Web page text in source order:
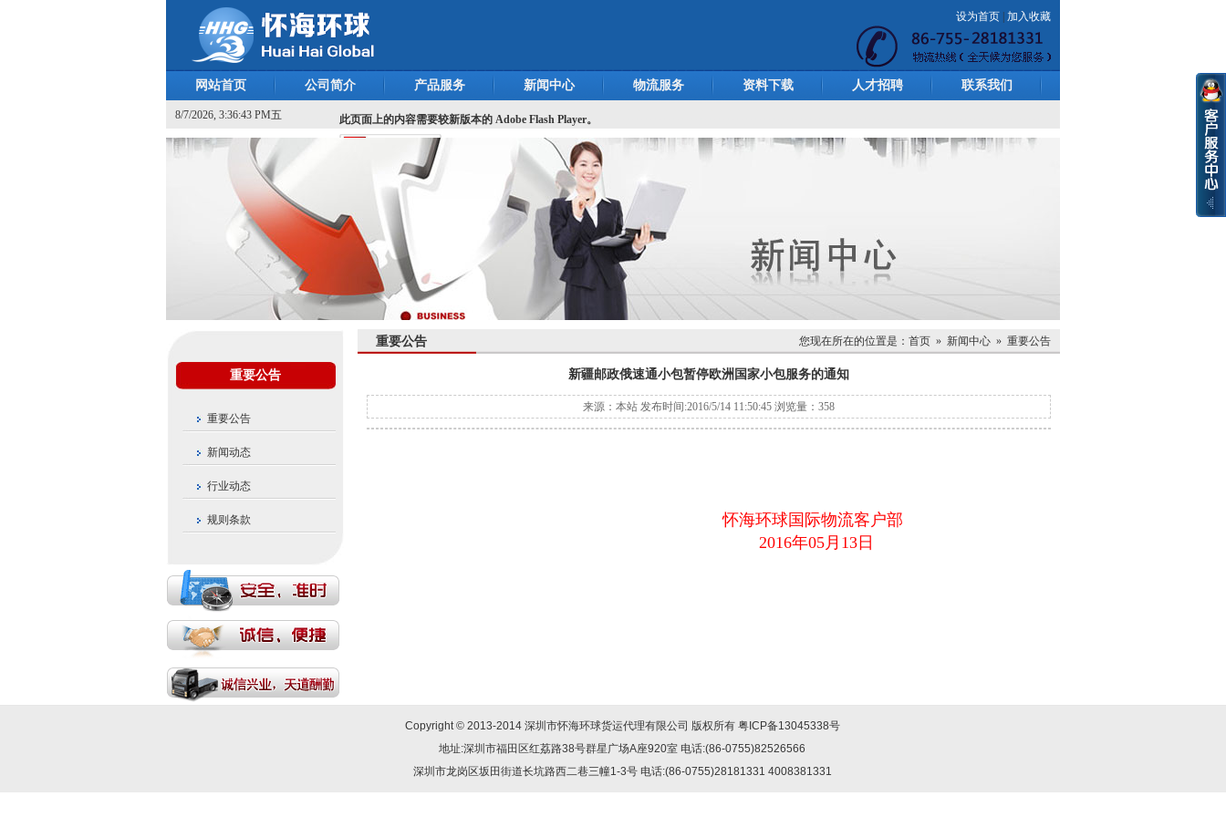
设为首页 加入收藏
网站首页 公司简介 产品服务 新闻中心 物流服务 资料下载 人才招聘 联系我们
8/7/2026, 3:36:43 PM五 此页面上的内容需要较新版本的 Adobe Flash Player。
重要公告
重要公告
新闻动态
行业动态
规则条款
您现在所在的位置是： 首页 » 新闻中心 » 重要公告
重要公告
新疆邮政俄速通小包暂停欧洲国家小包服务的通知
来源：本站 发布时间:2016/5/14 11:50:45 浏览量： 358
怀海环球国际物流客户部
2016年05月13日
Copyright © 2013-2014 深圳市怀海环球货运代理有限公司 版权所有 粤ICP备13045338号
地址:深圳市福田区红荔路38号群星广场A座920室 电话:(86-0755)82526566
深圳市龙岗区坂田街道长坑路西二巷三幢1-3号 电话:(86-0755)28181331 4008381331